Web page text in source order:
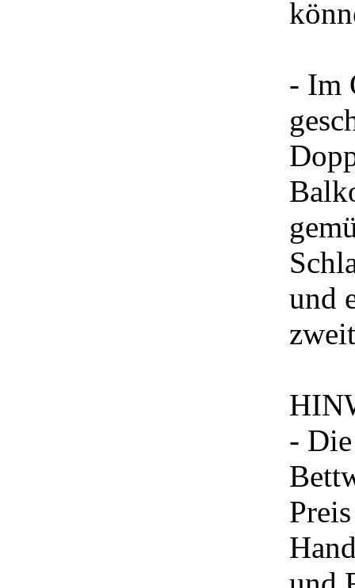
- Im
und
-